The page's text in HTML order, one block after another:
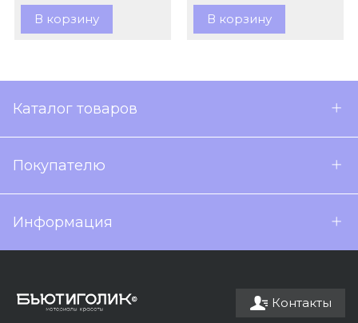
В корзину В корзину
Каталог товаров
Покупателю
Информация
Контакты